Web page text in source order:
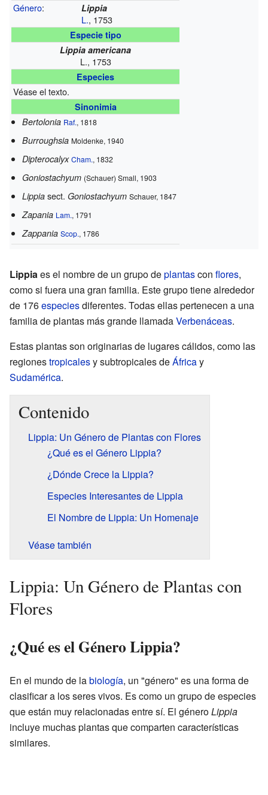
Género: Lippia
L., 1753
Especie tipo
Lippia americana
L., 1753
Especies
Véase el texto.
Sinonimia
Bertolonia Raf., 1818
Burroughsia Moldenke, 1940
Dipterocalyx Cham., 1832
Goniostachyum (Schauer) Small, 1903
Lippiasect. Goniostachyum Schauer, 1847
Zapania Lam., 1791
Zappania Scop., 1786
Lippiaes el nombre de un grupo deplantascon flores,
como si fuera una gran familia. Este grupo tiene alrededor
de 176especiesdiferentes. Todas ellas pertenecen a una
familia de plantas más grande llamadaVerbenáceas.
Estas plantas son originarias de lugares cálidos, como las
regionestropicalesy subtropicales deÁfricay
Sudamérica.
Contenido
Lippia: Un Género de Plantas con Flores
¿Qué es el Género Lippia?
¿Dónde Crece la Lippia?
Especies Interesantes de Lippia
El Nombre de Lippia: Un Homenaje
Véase también
Lippia: Un Género de Plantas con
Flores
¿Qué es el Género Lippia?
En el mundo de labiología, un "género" es una forma de
clasificar a los seres vivos. Es como un grupo de especies
que están muy relacionadas entre sí. El géneroLippia
incluye muchas plantas que comparten características
similares.